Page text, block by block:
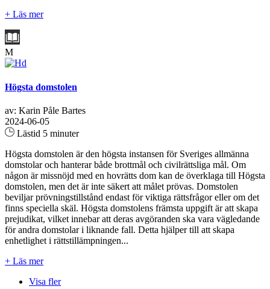
+ Läs mer
M
Högsta domstolen
av: Karin Påle Bartes
2024-06-05
Lästid 5 minuter
Högsta domstolen är den högsta instansen för Sveriges allmänna
domstolar och hanterar både brottmål och civilrättsliga mål. Om
någon är missnöjd med en hovrätts dom kan de överklaga till Högsta
domstolen, men det är inte säkert att målet prövas. Domstolen
beviljar prövningstillstånd endast för viktiga rättsfrågor eller om det
finns speciella skäl. Högsta domstolens främsta uppgift är att skapa
prejudikat, vilket innebar att deras avgöranden ska vara vägledande
för andra domstolar i liknande fall. Detta hjälper till att skapa
enhetlighet i rättstillämpningen...
+ Läs mer
Visa fler